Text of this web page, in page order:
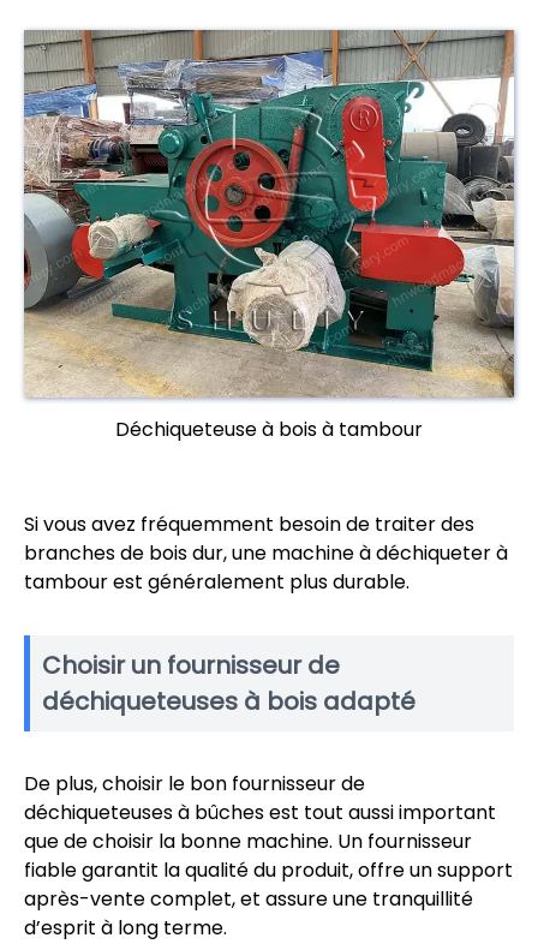
Déchiqueteuse à bois à tambour
Si vous avez fréquemment besoin de traiter des
branches de bois dur, une machine à déchiqueter à
tambour est généralement plus durable.
Choisir un fournisseur de
déchiqueteuses à bois adapté
De plus, choisir le bon fournisseur de
déchiqueteuses à bûches est tout aussi important
que de choisir la bonne machine. Un fournisseur
fiable garantit la qualité du produit, offre un support
après-vente complet, et assure une tranquillité
d’esprit à long terme.